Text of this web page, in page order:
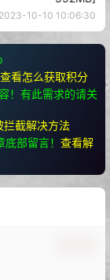
2023-10-10 10:06:30
查看怎么获取积分
！有此需求的请关
拦截解决方法
部留言！ 查看解